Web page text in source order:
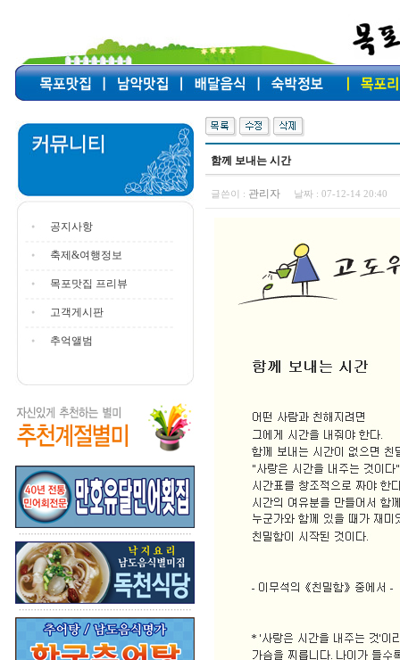
공지사항
축제&여행정보
목포맛집 프리뷰
고객게시판
추억앨범
함께 보내는 시간
글쓴이 : 관리자 날짜 : 07-12-14 20:40